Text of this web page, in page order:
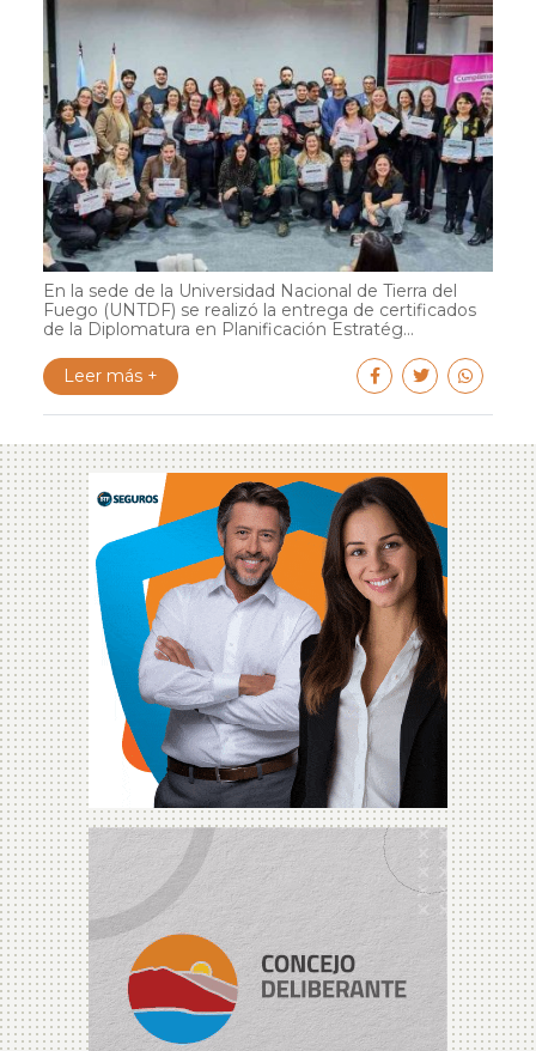
En la sede de la Universidad Nacional de Tierra del
Fuego (UNTDF) se realizó la entrega de certificados
de la Diplomatura en Planificación Estratég...
Leer más +